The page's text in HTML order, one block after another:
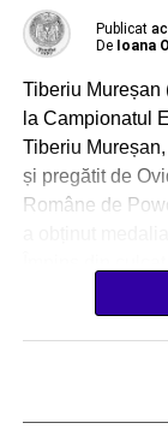
Publicat
De Ioana
Tiberiu Mureșan
la Campionatul
Tiberiu
și pregătit de
Române de